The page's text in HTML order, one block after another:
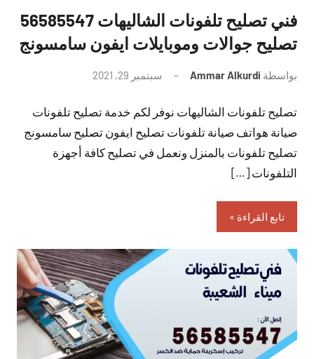
فني تصليح تلفونات الشاليهات 56585547
تصليح جوالات وموبايلات ايفون سامسونج
بواسطة Ammar Alkurdi سبتمبر 29, 2021
تعليقات
تصليح تلفونات الشاليهات نوفر لكم خدمة تصليح تلفونات
صيانة هواتف صيانة تلفونات تصليح ايفون تصليح سامسونج
تصليح تلفونات بالمنزل ونعمل في تصليح كافة أجهزة
التلفونات […]
تابع القراءة